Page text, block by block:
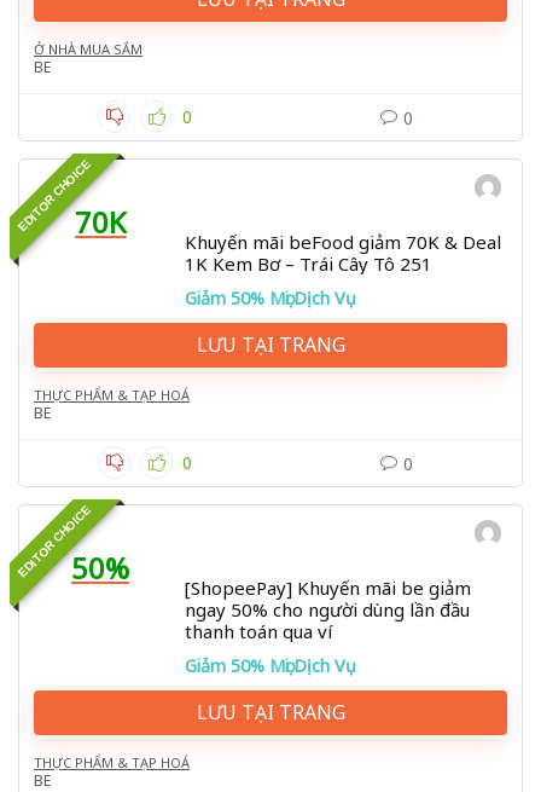
Ở NHÀ MUA SẮM
BE
0 0
EDITOR CHOICE70K
Khuyến mãi beFood giảm 70K & Deal
1K Kem Bơ – Trái Cây Tô 251
Giảm 50% Mọi Dịch Vụ
LƯU TẠI TRANG
THỰC PHẨM & TẠP HOÁ
BE
0 0
EDITOR CHOICE50%
[ShopeePay] Khuyến mãi be giảm
ngay 50% cho người dùng lần đầu
thanh toán qua ví
Giảm 50% Mọi Dịch Vụ
LƯU TẠI TRANG
THỰC PHẨM & TẠP HOÁ
BE